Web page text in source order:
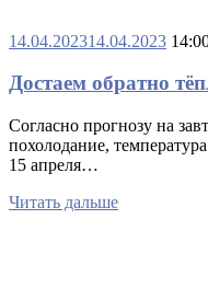
14.04.202314.04.2023
Достаем обратно
Согласно прогнозу на
похолодание,
15 апреля…
Читать дальше